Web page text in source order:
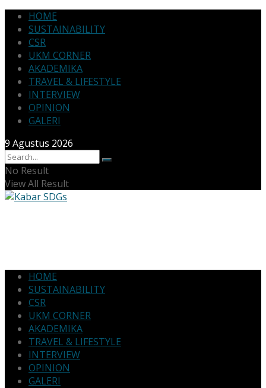
HOME
SUSTAINABILITY
CSR
UKM CORNER
AKADEMIKA
TRAVEL & LIFESTYLE
INTERVIEW
OPINION
GALERI
9 Agustus 2026
No Result
View All Result
HOME
SUSTAINABILITY
CSR
UKM CORNER
AKADEMIKA
TRAVEL & LIFESTYLE
INTERVIEW
OPINION
GALERI